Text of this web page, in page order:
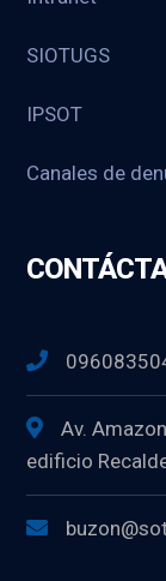
SIOTUGS
IPSOT
Canales de
Av.
edificio